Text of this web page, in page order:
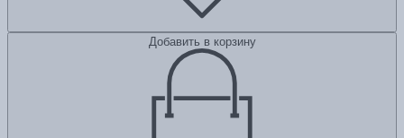
Добавить в корзину